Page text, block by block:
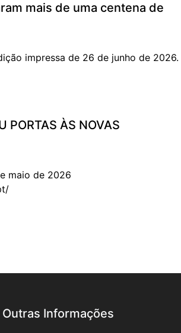
mais de uma centena de
impressa de 26 de junho de 2026.
PORTAS ÀS NOVAS
maio de 2026
Outras Informações